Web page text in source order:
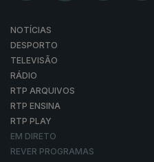
NOTÍCIAS
DESPORTO
TELEVISÃO
RÁDIO
RTP ARQUIVOS
RTP ENSINA
RTP PLAY
EM DIRETO
REVER PROGRAMAS